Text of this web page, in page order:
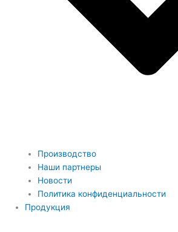
Производство
Наши партнеры
Новости
Политика конфиденциальности
Продукция